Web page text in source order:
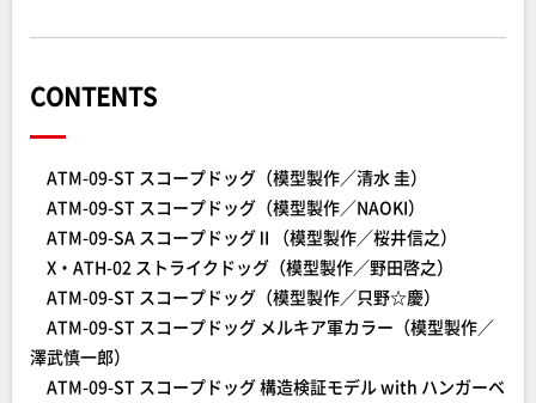
CONTENTS
ATM-09-ST スコープドッグ（模型製作／清水 圭）
ATM-09-ST スコープドッグ（模型製作／NAOKI）
ATM-09-SA スコープドッグⅡ（模型製作／桜井信之）
X・ATH-02 ストライクドッグ（模型製作／野田啓之）
ATM-09-ST スコープドッグ（模型製作／只野☆慶）
ATM-09-ST スコープドッグ メルキア軍カラー（模型製作／
澤武慎一郎）
ATM-09-ST スコープドッグ 構造検証モデル with ハンガーベ